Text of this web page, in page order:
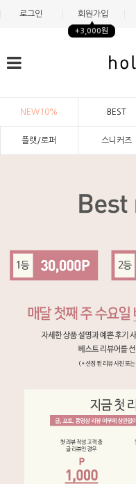
로그인 회원가입
+3,000원
NEW10% BEST
플랫/로퍼 스니커즈